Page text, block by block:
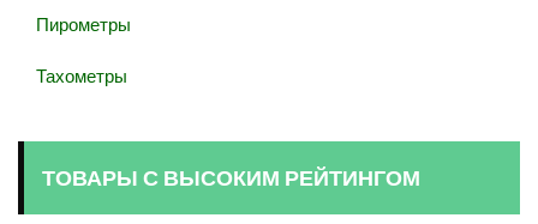
Пирометры
Тахометры
ТОВАРЫ С ВЫСОКИМ РЕЙТИНГОМ